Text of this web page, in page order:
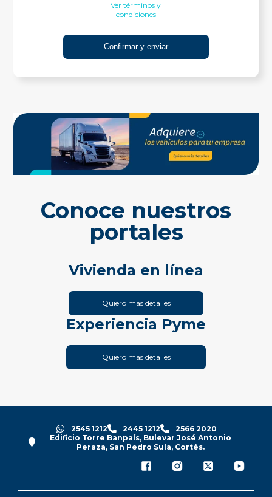
Ver términos y
condiciones
Conoce nuestros
portales
Vivienda en línea
Quiero más detalles
Experiencia Pyme
Quiero más detalles
2545 1212 2445 1212
2566 2020
Edificio Torre Banpaís, Bulevar José Antonio
Peraza, San Pedro Sula, Cortés.